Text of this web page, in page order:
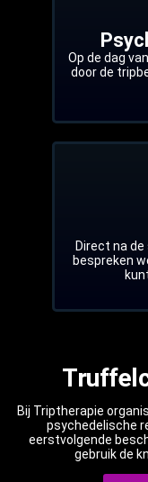
Op de dag
door de
Direct na
bespreken
Bij Triptherapie
psychedelische
eerstvolgende
gebruik de